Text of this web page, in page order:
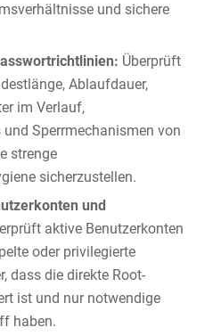
und sichere
Überprüft
Ablaufdauer,
im Verlauf,
Sperrmechanismen von
strenge
sicherzustellen.
und
aktive Benutzerkonten
oder privilegierte
dass die direkte Root-
ist und nur notwendige
haben.